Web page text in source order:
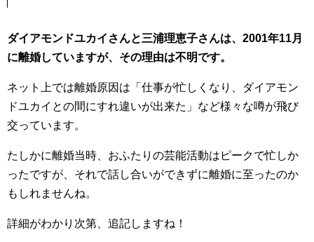
ダイアモンドユカイさんと三浦理恵子さんは、2001年11月
に離婚していますが、その理由は不明です。
ネット上では離婚原因は「仕事が忙しくなり、ダイアモン
ドユカイとの間にすれ違いが出来た」など様々な噂が飛び
交っています。
たしかに離婚当時、おふたりの芸能活動はピークで忙しか
ったですが、それで話し合いができずに離婚に至ったのか
もしれませんね。
詳細がわかり次第、追記しますね！